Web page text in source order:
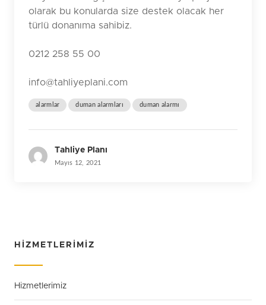
olarak bu konularda size destek olacak her
türlü donanıma sahibiz.
0212 258 55 00
info@tahliyeplani.com
alarmlar duman alarmları duman alarmı
Tahliye Planı
Mayıs 12, 2021
HIZMETLERIMIZ
Hizmetlerimiz